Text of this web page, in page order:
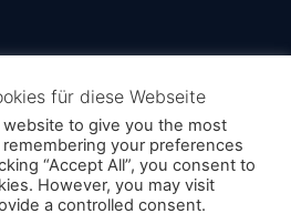
für diese Webseite
to give you the most
your preferences
“Accept All”, you consent to
However, you may visit
a controlled consent.